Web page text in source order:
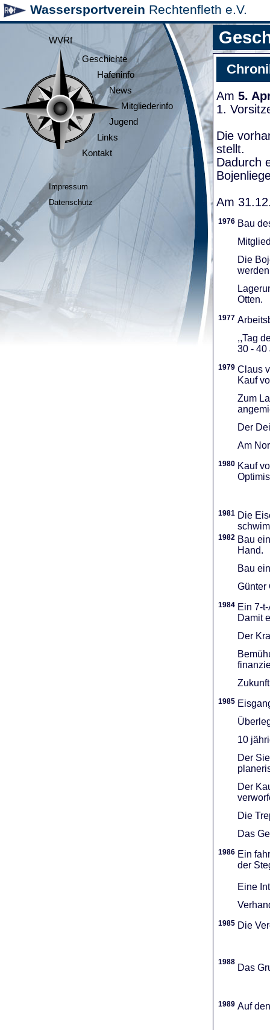
Wassersportverein Rechtenfleth e.V.
WVRf
Geschichte
Hafeninfo
News
Mitgliederinfo
Jugend
Links
Kontakt
Impressum
Datenschutz
Am 5.
1.
Die
stellt.
Dadurch
Am
1976 Bau
Die
Otten.
1977
,,Tag
30 - 40
1979 Claus
Kauf
Zum
Der
Am
1980 Kauf
1981 Die
1982 Bau
Hand.
Bau
Günter
1984 Ein 7-
Damit
Der
1985
10
Der
Der
Die
Das
1986 Ein
der
Eine
1985 Die
1988
Das
1989 Auf